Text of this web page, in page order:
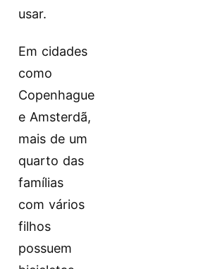
usar.
Em cidades
como
Copenhague
e Amsterdã,
mais de um
quarto das
famílias
com vários
filhos
possuem